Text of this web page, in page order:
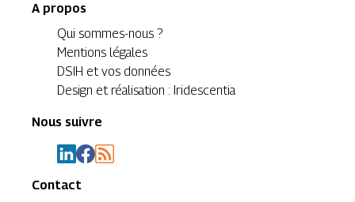
A propos
Qui sommes-nous ?
Mentions légales
DSIH et vos données
Design et réalisation : Iridescentia
Nous suivre
Contact